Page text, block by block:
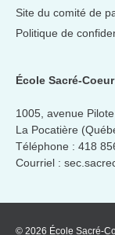
Site du comité de
Politique de
École Sacré-Coeur
1005, avenue Pilote
La Pocatière
Téléphone : 418
Courriel :
© 2026 École Sacré-